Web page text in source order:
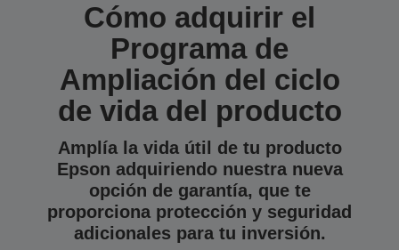
Cómo adquirir el
Programa de
Ampliación del ciclo
de vida del producto
Amplía la vida útil de tu producto
Epson adquiriendo nuestra nueva
opción de garantía, que te
proporciona protección y seguridad
adicionales para tu inversión.